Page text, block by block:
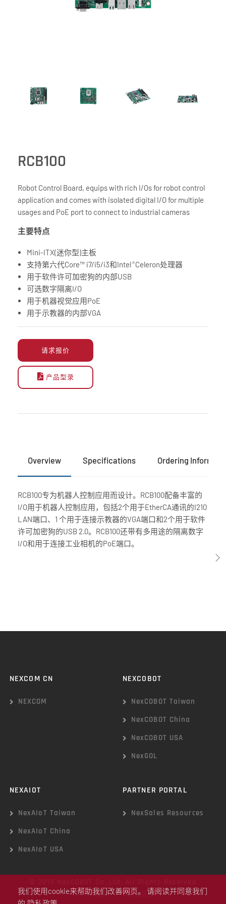
RCB100
Robot Control Board, equips with rich I/Os for robot control
application and comes with isolated digital I/O for multiple
usages and PoE port to connect to industrial cameras
主要特点
Mini-ITX(迷你型)主板
支持第六代Core™ i7/i5/i3和Intel®Celeron处理器
用于软件许可加密狗的内部USB
可选数字隔离I/O
用于机器视觉应用PoE
用于示教器的内部VGA
请求报价
产品型录
Overview Specifications Ordering
RCB100专为机器人控制应用而设计。RCB100配备丰富的
I/O用于机器人控制应用，包括2个用于EtherCA通讯的I210
LAN端口、1 个用于连接示教器的VGA端口和2个用于软件
许可加密狗的USB 2.0。RCB100还带有多用途的隔离数字
I/O和用于连接工业相机的PoE端口。
我们使用cookie来帮助我们改善网页。 请阅读并同意我们
NEXCOM CN
NEXCOM
NEXCOBOT
NexCOBOT Taiwan
NexCOBOT China
NexCOBOT USA
NexGOL
NEXAIOT
NexAIoT Taiwan
NexAIoT China
NexAIoT USA
PARTNER PORTAL
NexSales Resources
Cookie政策 | 隐私政策